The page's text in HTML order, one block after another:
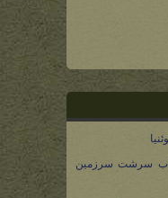
سرشت سرزمین